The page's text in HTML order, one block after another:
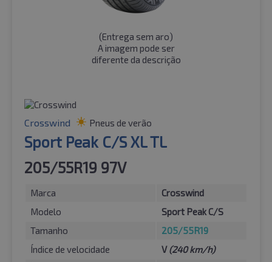
(Entrega sem aro)
A imagem pode ser
diferente da descrição
Crosswind Pneus de verão
Sport Peak C/S XL TL
205/55R19 97V
Marca
Crosswind
Modelo
Sport Peak C/S
Tamanho
205/55R19
Índice de velocidade
V(240 km/h)